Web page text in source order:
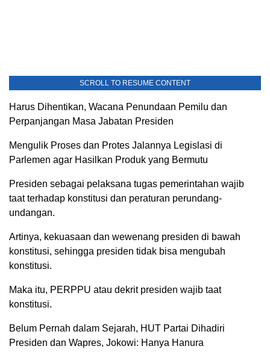
SCROLL TO RESUME CONTENT
Harus Dihentikan, Wacana Penundaan Pemilu dan
Perpanjangan Masa Jabatan Presiden
Mengulik Proses dan Protes Jalannya Legislasi di
Parlemen agar Hasilkan Produk yang Bermutu
Presiden sebagai pelaksana tugas pemerintahan wajib
taat terhadap konstitusi dan peraturan perundang-
undangan.
Artinya, kekuasaan dan wewenang presiden di bawah
konstitusi, sehingga presiden tidak bisa mengubah
konstitusi.
Maka itu, PERPPU atau dekrit presiden wajib taat
konstitusi.
Belum Pernah dalam Sejarah, HUT Partai Dihadiri
Presiden dan Wapres, Jokowi: Hanya Hanura